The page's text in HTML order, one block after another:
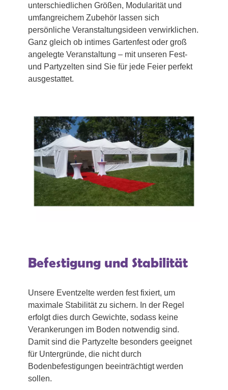
unterschiedlichen Größen, Modularität und
umfangreichem Zubehör lassen sich
persönliche Veranstaltungsideen verwirklichen.
Ganz gleich ob intimes Gartenfest oder groß
angelegte Veranstaltung – mit unseren Fest-
und Partyzelten sind Sie für jede Feier perfekt
ausgestattet.
Befestigung und Stabilität
Unsere Eventzelte werden fest fixiert, um
maximale Stabilität zu sichern. In der Regel
erfolgt dies durch Gewichte, sodass keine
Verankerungen im Boden notwendig sind.
Damit sind die Partyzelte besonders geeignet
für Untergründe, die nicht durch
Bodenbefestigungen beeinträchtigt werden
sollen.